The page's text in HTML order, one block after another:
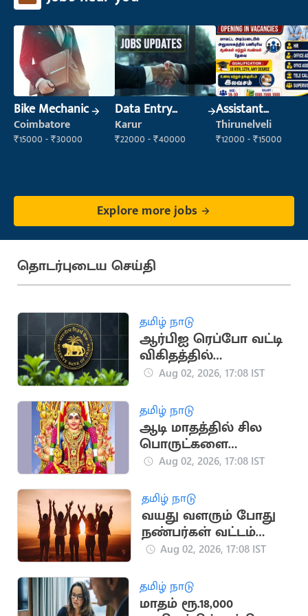
Bike Mechanic
Coimbatore
₹15000 - ₹30000
Data Entry
Operator
Karur
₹22000 - ₹40000
Assistant
Manager
Thirunelveli
₹12000 - ₹15000
Explore more jobs
தொடர்புடைய செய்தி
தமிழ் நாடு
ஆர்பிஐ ரெப்போ வட்டி
விகிதத்தில்
மாற்றமில்லை:
நிபுணர்கள் கணிப்பு
Aug 02, 2026, 17:08 IST
தமிழ் நாடு
ஆடி மாதத்தில் சில
பொருட்களை
வாங்கினால் பண
Aug 02, 2026, 17:08 IST
தமிழ் நாடு
வயது வளரும் போது
நண்பர்கள் வட்டம்
சுருங்குவது ஏன்?
Aug 02, 2026, 17:08 IST
தமிழ் நாடு
மாதம் ரூ.18,000